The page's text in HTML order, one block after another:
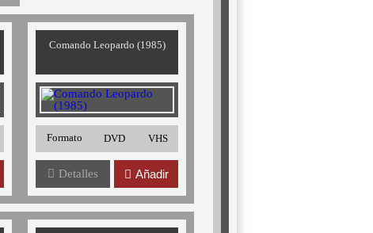
Comando Leopardo (1985)
Formato DVD VHS
Detalles Añadir